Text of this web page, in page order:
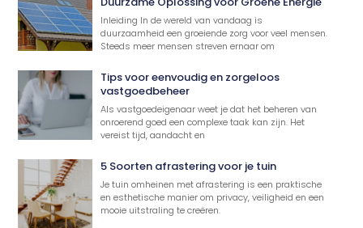
Inleiding In de wereld van vandaag is
duurzaamheid een groeiende zorg voor veel mensen.
Steeds meer mensen streven ernaar om
Tips voor eenvoudig en zorgeloos
vastgoedbeheer
Als vastgoedeigenaar weet je dat het beheren van
onroerend goed een complexe taak kan zijn. Het
vereist tijd, aandacht en
5 Soorten afrastering voor je tuin
Je tuin omheinen met afrastering is een praktische
en esthetische manier om privacy, veiligheid en een
mooie uitstraling te creëren.